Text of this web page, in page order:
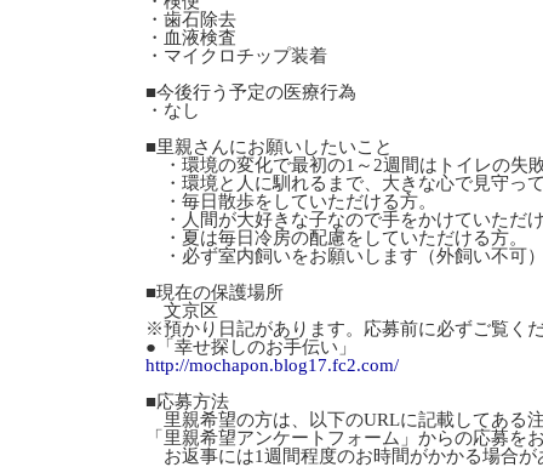
・歯石除去
・血液検査
・マイクロチップ装着
■今後行う予定の医療行為
・なし
■里親さんにお願いしたいこと
・環境の変化で最初の1～2週間はトイレの失
・環境と人に馴れるまで、大きな心で見守っ
・毎日散歩をしていただける方。
・人間が大好きな子なので手をかけていただ
・夏は毎日冷房の配慮をしていただける方。
・必ず室内飼いをお願いします（外飼い不可
■現在の保護場所
文京区
※預かり日記があります。応募前に必ずご覧く
●「幸せ探しのお手伝い」
http://mochapon.blog17.fc2.com/
■応募方法
里親希望の方は、以下のURLに記載してある
「里親希望アンケートフォーム」からの応募を
お返事には1週間程度のお時間がかかる場合